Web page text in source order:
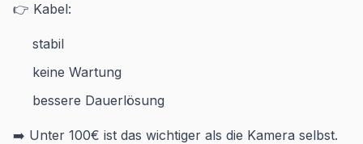
👉 Kabel:
stabil
keine Wartung
bessere Dauerlösung
➡️ Unter 100€ ist das wichtiger als die Kamera selbst.